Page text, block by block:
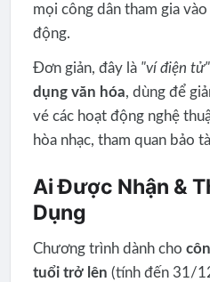
mọi công dân tham gia
động.
Đơn giản, đây là "ví điện tử"
dụng văn hóa, dùng để
vé các hoạt động nghệ
hòa nhạc, tham quan bảo
Ai Được Nhận &
Dụng
Chương trình dành cho
tuổi trở lên (tính đến 31/